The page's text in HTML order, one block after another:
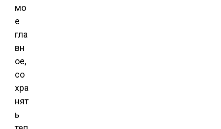
мо
е
гла
вн
ое,
со
хра
нят
ь